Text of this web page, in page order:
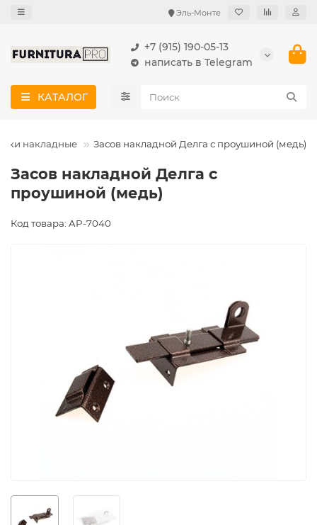
Эль-Монте
+7 (915) 190-05-13
написать в Telegram
КАТАЛОГ
накладные Засов накладной Делга с проушиной (медь)
Засов накладной Делга с
проушиной (медь)
Код товара: AP-7040